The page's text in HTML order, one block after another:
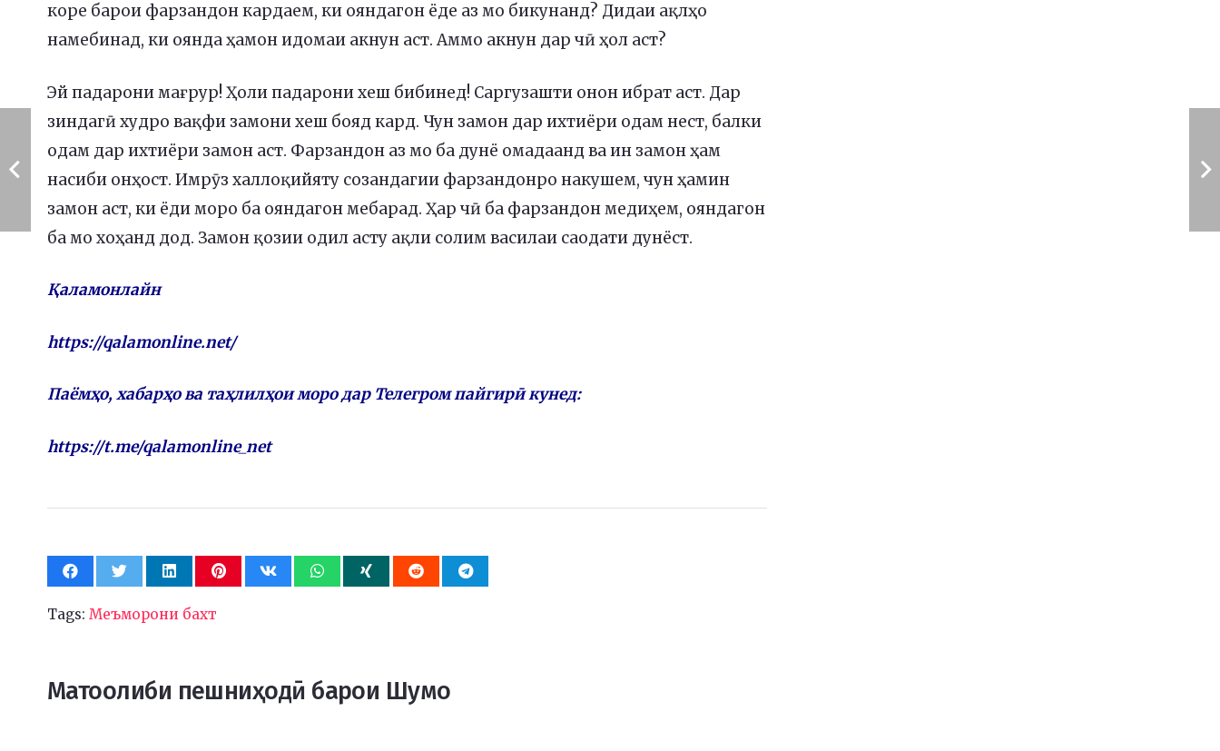
коре барои фарзандон кардаем, ки ояндагон ёде аз мо бикунанд? Дидаи ақлҳо
намебинад, ки оянда ҳамон идомаи акнун аст. Аммо акнун дар чӣ ҳол аст?
Эй падарони мағрур! Ҳоли падарони хеш бибинед! Саргузашти онон ибрат аст. Дар
зиндагӣ худро вақфи замони хеш бояд кард. Чун замон дар ихтиёри одам нест, балки
одам дар ихтиёри замон аст. Фарзандон аз мо ба дунё омадаанд ва ин замон ҳам
насиби онҳост. Имрӯз халлоқийяту созандагии фарзандонро накушем, чун ҳамин
замон аст, ки ёди моро ба ояндагон мебарад. Ҳар чӣ ба фарзандон медиҳем, ояндагон
ба мо хоҳанд дод. Замон қозии одил асту ақли солим василаи саодати дунёст.
Қаламонлайн
https://qalamonline.net/
Паёмҳо, хабарҳо ва таҳлилҳои моро дар Телегром пайгирӣ кунед:
https://t.me/qalamonline_net
Tags: Меъморони бахт
Матоолиби пешниҳодӣ барои Шумо